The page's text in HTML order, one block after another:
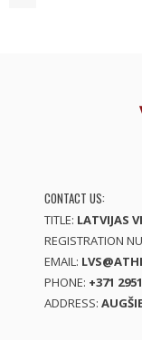
CONTACT US:
TITLE: LATVIJAS
REGISTRATION
EMAIL:
PHONE: +371
ADDRESS: